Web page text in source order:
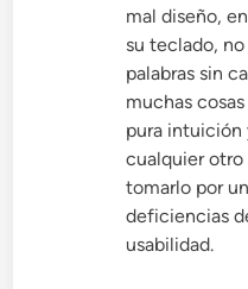
mal diseño,
su teclado,
palabras sin
muchas
pura intuición
cualquier otro
tomarlo por
deficiencias
usabilidad.